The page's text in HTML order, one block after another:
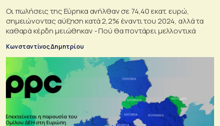
Οι πωλήσεις της Εύρηκα ανήλθαν σε 74,40 εκατ. ευρώ,
σημειώνοντας αύξηση κατά 2,2% έναντι του 2024, αλλά τα
καθαρά κέρδη μειώθηκαν - Πού θα ποντάρει μελλοντικά
Κωνσταντίνος Δημητρίου